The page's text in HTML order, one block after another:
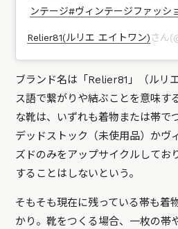
ンテージ#ヴィンテージファッシ
Relier81(ルリエ エイトワン)さん
ブランド名は「Relier81」（ルリ
ス語で繋がりや結ぶことを意味す
な靴は、いずれも着物または帯で
デッドストック（未使用品）かヴ
ズドのみをアップサイクルしてお
することはしないという。
そもそも現在に残っている帯も着
かり。靴をつくる場合、一枚の帯